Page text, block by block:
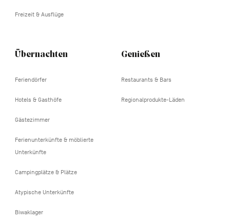
Freizeit & Ausflüge
Übernachten
Feriendörfer
Hotels & Gasthöfe
Gästezimmer
Ferienunterkünfte & möblierte
Unterkünfte
Campingplätze & Plätze
Atypische Unterkünfte
Biwaklager
Genießen
Restaurants & Bars
Regionalprodukte-Läden